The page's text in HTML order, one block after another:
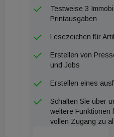
Quartals 2019
Niedrigzinsen bis 2023
CBRE für unwahrscheinlich.
Testweise 3
Printausgaben
Lesezeichen für
Erstellen von
und Jobs
Erstellen eines
Schalten Sie über
weitere Funktionen
vollen Zugang zu